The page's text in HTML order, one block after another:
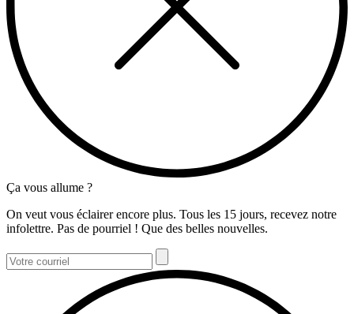
Ça vous allume ?
On veut vous éclairer encore plus. Tous les 15 jours, recevez notre
infolettre. Pas de pourriel ! Que des belles nouvelles.